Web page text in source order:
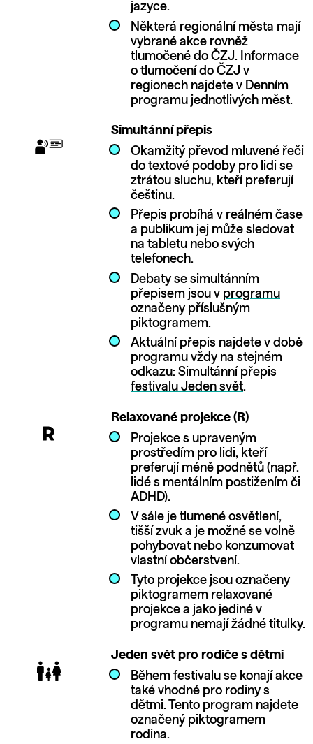
jazyce.
Některá regionální města mají
vybrané akce rovněž
tlumočené do ČZJ. Informace
o tlumočení do ČZJ v
regionech najdete v Denním
programu jednotlivých měst.
Simultánní přepis
Okamžitý převod mluvené řeči
do textové podoby pro lidi se
ztrátou sluchu, kteří preferují
češtinu.
Přepis probíhá v reálném čase
a publikum jej může sledovat
na tabletu nebo svých
telefonech.
Debaty se simultánním
přepisem jsou v programu
označeny příslušným
piktogramem.
Aktuální přepis najdete v době
programu vždy na stejném
odkazu: Simultánní přepis
festivalu Jeden svět.
Relaxované projekce (R)
Projekce s upraveným
prostředím pro lidi, kteří
preferují méně podnětů (např.
lidé s mentálním postižením či
ADHD).
V sále je tlumené osvětlení,
tišší zvuk a je možné se volně
pohybovat nebo konzumovat
vlastní občerstvení.
Tyto projekce jsou označeny
piktogramem relaxované
projekce a jako jediné v
programunemají žádné titulky.
Jeden svět pro rodiče s dětmi
Během festivalu se konají akce
také vhodné pro rodiny s
dětmi.
Tento programnajdete
označený piktogramem
rodina.